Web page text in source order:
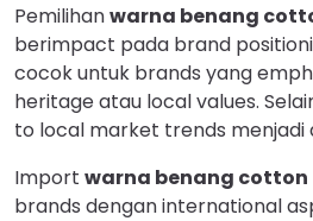
Pemilihanwarna benang
berimpact pada brand
cocok untuk brands yang
heritage atau local values.
to local market trends menjadi
Import warna benang cotton
brands dengan international